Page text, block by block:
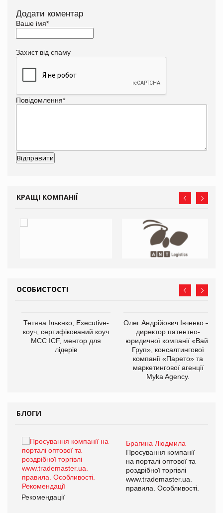
Додати коментар
Ваше імя*
Захист від спаму
Повідомлення*
КРАЩІ КОМПАНІЇ
ОСОБИСТОСТІ
Тетяна Ільєнко, Executive-
коуч, сертифікований коуч
МСС ICF, ментор для
лідерів
Олег Андрійович Івченко —
директор патентно-
юридичної компанії «Вайз
Груп», консалтингової
компанії «Парето» та
маркетингової агенції
Myka Agency.
БЛОГИ
Брагина Людмила
Просування компанії
на порталі оптової та
роздрібної торгівлі
www.trademaster.ua.
правила. Особливості.
Рекомендації